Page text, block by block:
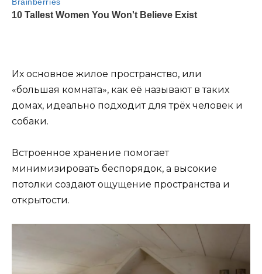
Их основное жилое пространство, или
«большая комната», как её называют в таких
домах, идеально подходит для трёх человек и
собаки.
Встроенное хранение помогает
минимизировать беспорядок, а высокие
потолки создают ощущение пространства и
открытости.